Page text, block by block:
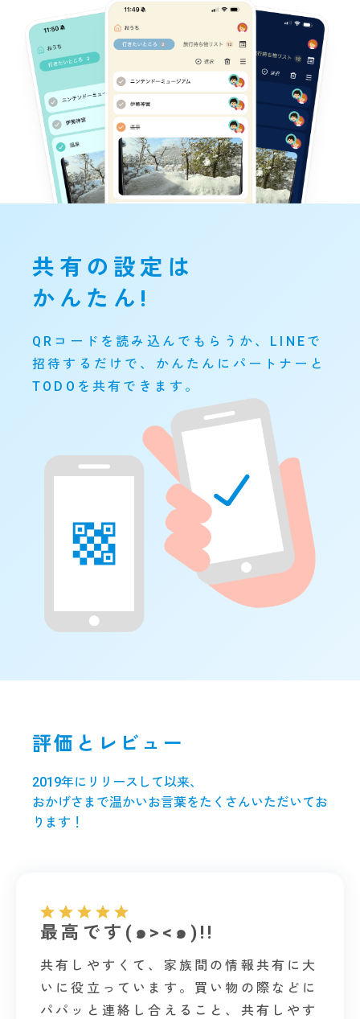
共有の設定は
かんたん!
QRコードを読み込んでもらうか、LINEで
招待するだけで、かんたんにパートナーと
TODOを共有できます。
評価とレビュー
2019年にリリースして以来、
おかげさまで温かいお言葉をたくさんいただいてお
ります！
最高です(๑><๑)!!
共有しやすくて、家族間の情報共有に大
いに役立っています。買い物の際などに
パパッと連絡し合えること、共有しやす